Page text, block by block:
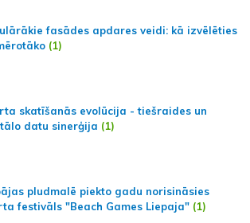
fasādes apdares veidi: kā izvēlēties
(1)
skatīšanās evolūcija - tiešraides un
datu sinerģija (1)
pludmalē piekto gadu norisināsies
festivāls "Beach Games Liepaja" (1)